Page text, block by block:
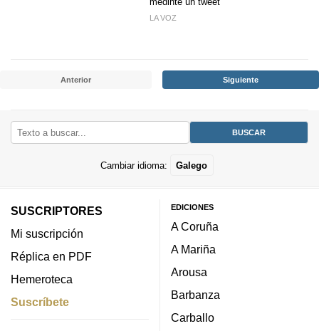
LA VOZ
Anterior Siguiente
Cambiar idioma: Galego
SUSCRIPTORES
Mi suscripción
Réplica en PDF
Hemeroteca
Suscríbete
EDICIONES
A Coruña
A Mariña
Arousa
Barbanza
Carballo